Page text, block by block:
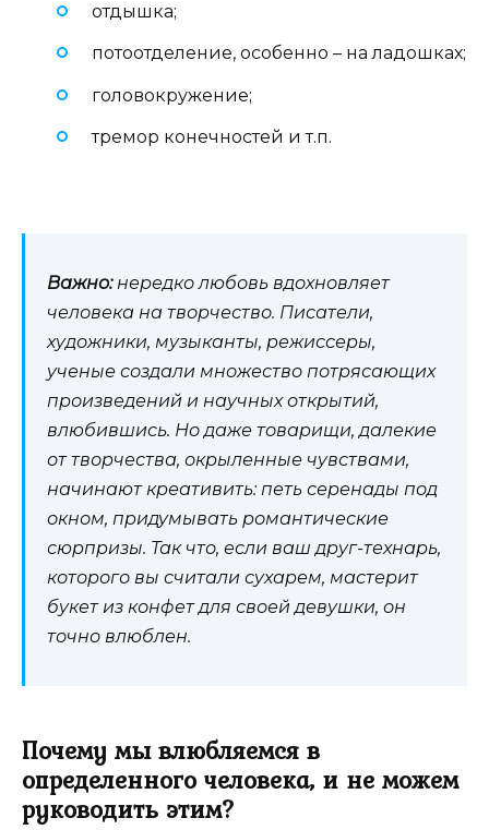
отдышка;
потоотделение, особенно – на ладошках;
головокружение;
тремор конечностей и т.п.
Важно:нередко любовь вдохновляет
человека на творчество. Писатели,
художники, музыканты, режиссеры,
ученые создали множество потрясающих
произведений и научных открытий,
влюбившись. Но даже товарищи, далекие
от творчества, окрыленные чувствами,
начинают креативить: петь серенады под
окном, придумывать романтические
сюрпризы. Так что, если ваш друг-технарь,
которого вы считали сухарем, мастерит
букет из конфет для своей девушки, он
точно влюблен.
Почему мы влюбляемся в
определенного человека, и не можем
руководить этим?